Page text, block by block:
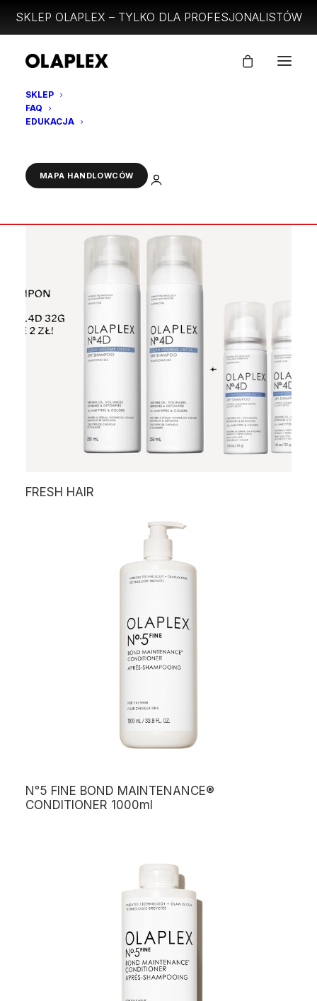
SKLEP OLAPLEX – TYLKO DLA PROFESJONALISTÓW
SKLEP
FAQ
EDUKACJA
MAPA HANDLOWCÓW ZALOGUJ
FRESH HAIR
Nᵒ5 FINE BOND MAINTENANCE®
CONDITIONER 1000ml